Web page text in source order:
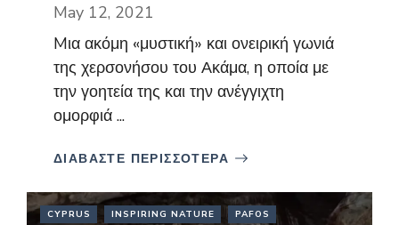
May 12, 2021
Mια ακόμη «μυστική» και ονειρική γωνιά
της χερσονήσου του Ακάμα, η οποία με
την γοητεία της και την ανέγγιχτη
ομορφιά ...
ΔΙΑΒΑΣΤΕ ΠΕΡΙΣΣΟΤΕΡΑ
CYPRUS INSPIRING NATURE PAFOS